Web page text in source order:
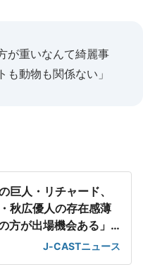
が重いなんて綺麗事
動物も関係ない」
巨人・リチャード、
秋広優人の存在感薄
方が出場機会ある」
J-CASTニュース